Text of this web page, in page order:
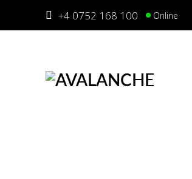
+4 0752 168 100 Online